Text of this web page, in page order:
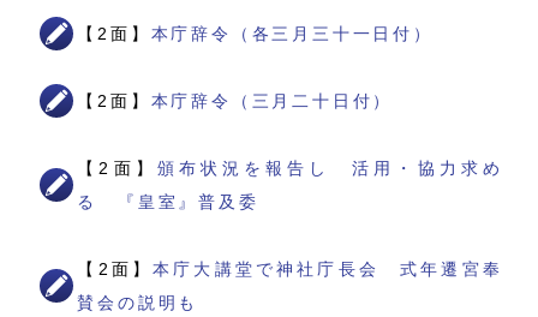
【2面】 本庁辞令（各三月三十一日付）
【2面】 本庁辞令（三月二十日付）
【2面】 頒布状況を報告し 活用・協力求め
る 『皇室』普及委
【2面】本庁大講堂で神社庁長会 式年遷宮奉
賛会の説明も